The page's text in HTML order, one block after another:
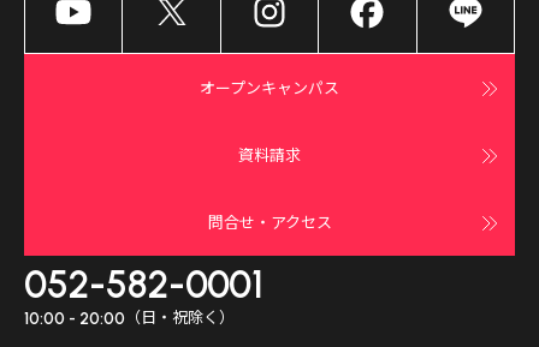
オープンキャンパス
資料請求
問合せ・アクセス
052-582-0001
10:00 - 20:00 （日・祝除く）